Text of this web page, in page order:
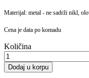
Materijal: metal - ne sadrži nikl,
Cena je data po komadu
Količina
Dodaj u korpu